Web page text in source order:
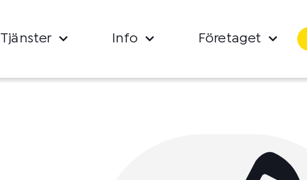
Tjänster Info Företaget